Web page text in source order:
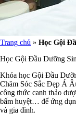
Trang chủ » Học Gội
Học Gội Đầu Dưỡng
Khóa học Gội Đầu
Chăm Sóc Sắc Đẹp Á
công thức canh thảo
bấm huyệt… để ứng
và gia đình.